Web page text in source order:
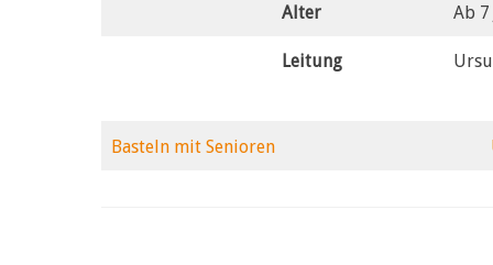
Alter Ab 7
Leitung
Basteln mit Senioren